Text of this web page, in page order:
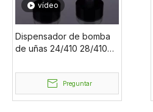
vídeo
Dispensador de bomba
de uñas 24/410 28/410
ecológico,
personalizado, venta al
por mayor, de fábrica, sin
Preguntar